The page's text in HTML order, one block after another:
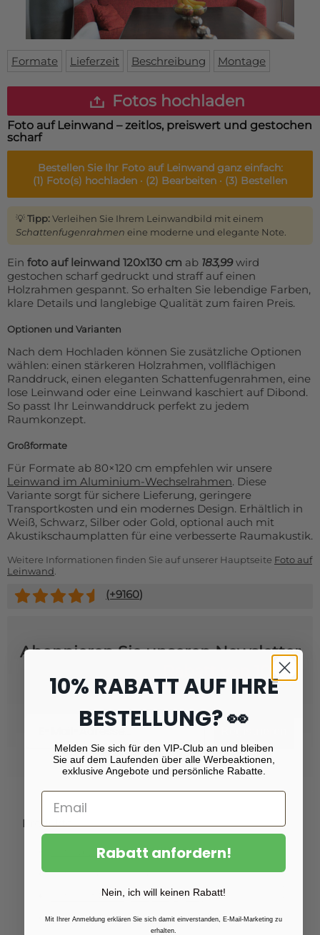
Bodenmatte
Custom skateboard deck
Formate Lieferzeit Beschreibung Montage
Fotos hochladen
Foto auf Leinwand – zeitlos, preiswert und gestochen
scharf
Bestellen Sie Ihr Foto auf Leinwandganz einfach:
(1) Foto(s) hochladen · (2) Bearbeiten · (3) Bestellen
💡Tipp:Verleihen Sie Ihrem Leinwandbild mit einem
Schattenfugenrahmen eine moderne und elegante Note.
Ein foto auf leinwand 120x130 cm ab 183,99wird
gestochen scharf gedruckt und straff auf einen
Holzrahmen gespannt. So erhalten Sie lebendige Farben,
klare Details und langlebige Qualität zum fairen Preis.
Optionen und Varianten
Nach dem Hochladen können Sie zusätzliche Optionen
wählen: einen stärkeren Holzrahmen, vollflächigen
Randdruck, einen eleganten Schattenfugenrahmen, eine
lose Leinwand oder eine Leinwand kaschiert auf Dibond.
So passt Ihr Leinwanddruck perfekt zu jedem
Raumkonzept.
Großformate
Für Formate ab 80×120 cm empfehlen wir unsere
Leinwand im Aluminium-Wechselrahmen. Diese
Variante sorgt für sichere Lieferung, geringere
Transportkosten und ein modernes Design. Erhältlich in
Weiß, Schwarz, Silber oder Gold, optional auch mit
Akustikschaumplatten für eine verbesserte Raumakustik.
Weitere Informationen finden Sie auf unserer Hauptseite Foto auf
Leinwand
(+9160)
Abonnieren Sie unseren Newsletter
Rabatt von 10 %!
Produkte
Fotoabzüge
Fotovergrößerungen
Foto auf Plexiglas (Acrylglas)
Foto auf Aluminium
10% RABATT AUF IHRE
BESTELLUNG? 👀
Melden Sie sich für den VIP-Club an und bleiben
Sie auf dem Laufenden über alle Werbeaktionen,
exklusive Angebote und persönliche Rabatte.
Rabatt anfordern!
Nein, ich will keinen Rabatt!
Mit Ihrer Anmeldung erklären Sie sich damit einverstanden, E-Mail-Marketing zu
erhalten.